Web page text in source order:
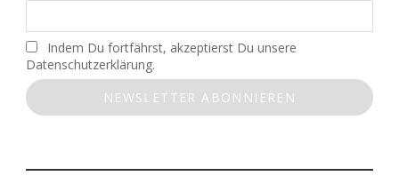
Indem Du fortfährst, akzeptierst Du unsere
Datenschutzerklärung.